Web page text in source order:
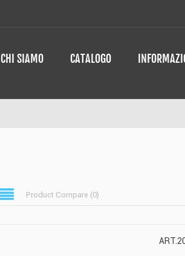
CHI SIAMO CATALOGO
Product Compare (0)